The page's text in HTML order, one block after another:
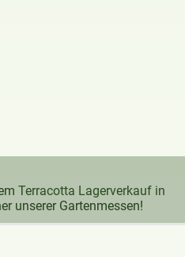
Terracotta Lagerverkauf in
unserer Gartenmessen!